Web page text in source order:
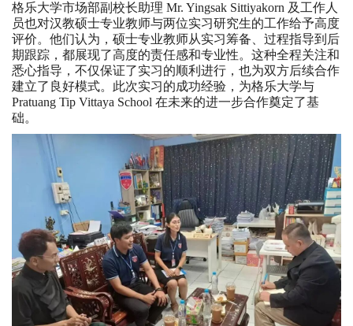
格乐大学市场部副校长助理 Mr. Yingsak Sittiyakorn 及工作人
员也对汉教硕士专业教师与两位实习研究生的工作给予高度
评价。他们认为，硕士专业教师从实习筹备、过程指导到后
期跟踪，都展现了高度的责任感和专业性。这种全程关注和
悉心指导，不仅保证了实习的顺利进行，也为双方后续合作
建立了良好模式。此次实习的成功经验，为格乐大学与
Pratuang Tip Vittaya School 在未来的进一步合作奠定了基
础。